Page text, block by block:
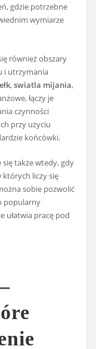
gdzie potrzebne
wymiarze
również obszary
i utrzymania
,swiatla mijania,
łączy je
czynności
przy użyciu
końcówki.
także wtedy, gdy
których liczy się
sobie pozwolić
popularny
ułatwia pracę pod